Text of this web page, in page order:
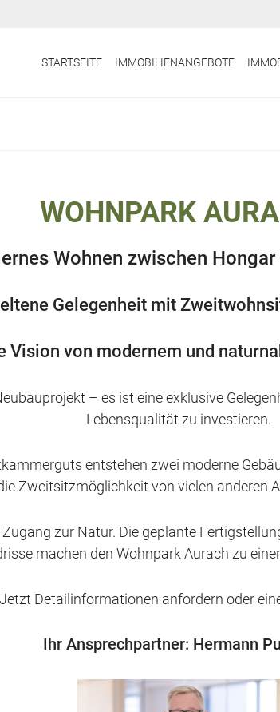
STARTSEITE IMMOBILIENANGEBOTE
WOHNPARK
Wohnen zwischen
Gelegenheit mit
Vision von modernem und
– es ist eine exklusive
Lebensqualität zu investieren.
entstehen zwei moderne
Zweitsitzmöglichkeit von vielen anderen
zur Natur. Die geplante
machen den Wohnpark Aurach zu
Jetzt Detailinformationen anfordern oder
Ihr Ansprechpartner: Hermann